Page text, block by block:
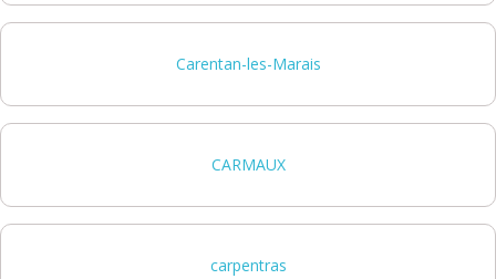
Carentan-les-Marais
CARMAUX
carpentras